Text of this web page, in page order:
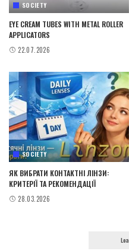
SOCIETY
EYE CREAM TUBES WITH METAL ROLLER
APPLICATORS
22.07.2026
SOCIETY
ЯК ВИБРАТИ КОНТАКТНІ ЛІНЗИ:
КРИТЕРІЇ ТА РЕКОМЕНДАЦІЇ
28.03.2026